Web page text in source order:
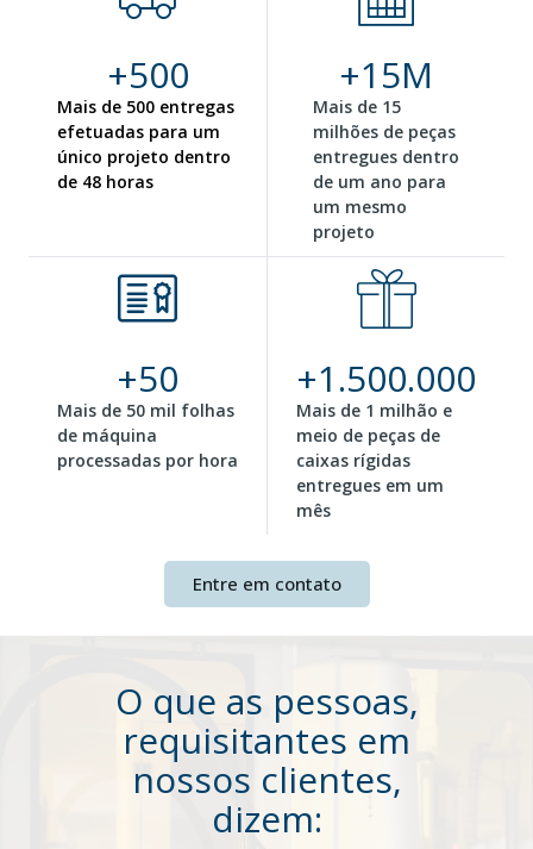
Mais de 500 entregas
efetuadas para um
único projeto dentro
de 48 horas​
+500
Mais de 15
milhões de peças
entregues dentro
de um ano para
um mesmo
projeto​
+15M
Mais de 50 mil folhas
de máquina
processadas por hora
+50
Mais de 1 milhão e
meio de peças de
caixas rígidas
entregues em um
mês​
+1.500.000
Entre em contato
O que as pessoas,
requisitantes em
nossos clientes,
dizem: